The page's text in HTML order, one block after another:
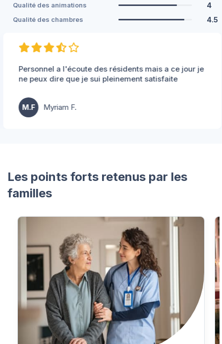
Qualité des animations 4
Qualité des chambres 4.5
Personnel a l'écoute des résidents mais a ce jour je
ne peux dire que je sui pleinement satisfaite
M.F Myriam F.
Les points forts retenus par les
familles